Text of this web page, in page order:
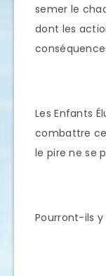
semer le
dont les
Les Enfants
combattre
le pire ne se
Pourront-ils y